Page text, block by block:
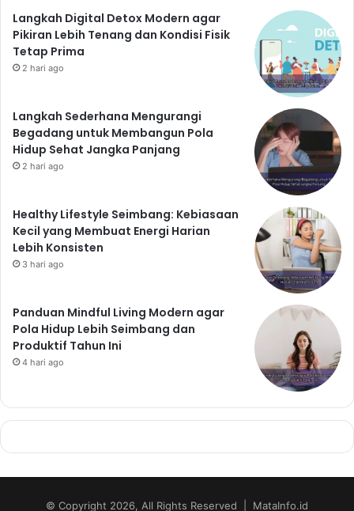
Langkah Digital Detox Modern agar
Pikiran Lebih Tenang dan Kondisi Fisik
Tetap Prima
2 hari ago
Langkah Sederhana Mengurangi
Begadang untuk Membangun Pola
Hidup Sehat Jangka Panjang
2 hari ago
Healthy Lifestyle Seimbang: Kebiasaan
Kecil yang Membuat Energi Harian
Lebih Konsisten
3 hari ago
Panduan Mindful Living Modern agar
Pola Hidup Lebih Seimbang dan
Produktif Tahun Ini
4 hari ago
© Copyright 2026, All Rights Reserved | MataInfo.id